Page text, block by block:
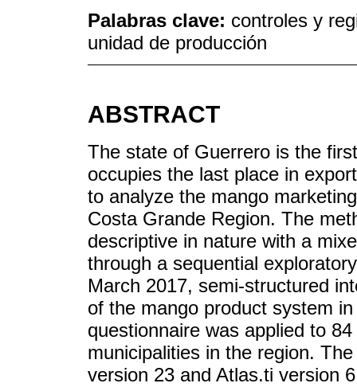
Palabras clave: controles y
unidad de producción
ABSTRACT
The state of Guerrero is the
occupies the last place in
to analyze the mango
Costa Grande Region. The
descriptive in nature with a
through a sequential
March 2017, semi-structured
of the mango product system
questionnaire was applied to
municipalities in the region.
version 23 and Atlas.ti version